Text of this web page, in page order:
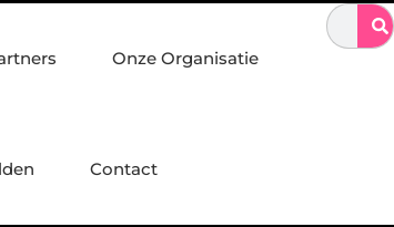
constructiewerk en betonbouw Sporten
Onze Organisatie
Contact